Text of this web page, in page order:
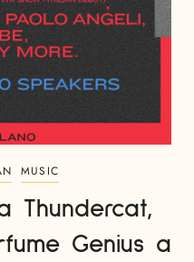
MUSIC
Thundercat,
Genius a